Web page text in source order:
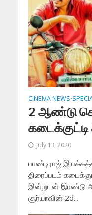
CINEMA NEWS•
2 ஆண்டு
July 13, 2020
பாண்டிராஜ்
திரைப்படம்
இன்றுடன் இரண்டு
சூர்யாவின் 2d...